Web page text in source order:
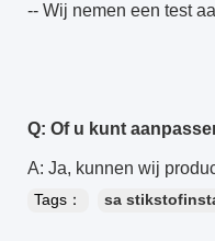
-- Wij nemen een test
Q: Of u kunt
A: Ja, kunnen wij
Tags： sa